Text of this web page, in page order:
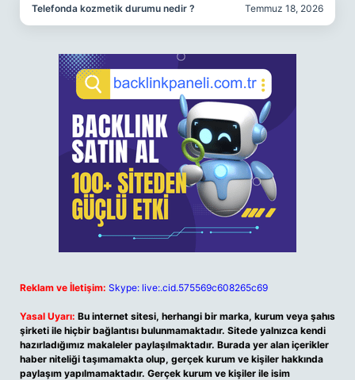
Telefonda kozmetik durumu nedir ? Temmuz 18, 2026
Reklam ve İletişim: Skype: live:.cid.575569c608265c69
Yasal Uyarı: Bu internet sitesi, herhangi bir marka, kurum veya şahıs
şirketi ile hiçbir bağlantısı bulunmamaktadır. Sitede yalnızca kendi
hazırladığımız makaleler paylaşılmaktadır. Burada yer alan içerikler
haber niteliği taşımamakta olup, gerçek kurum ve kişiler hakkında
paylaşım yapılmamaktadır. Gerçek kurum ve kişiler ile isim